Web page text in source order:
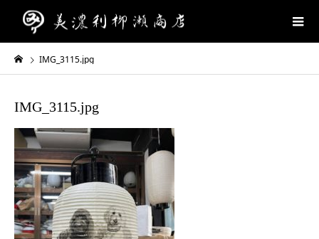
IMG_3115.jpg
IMG_3115.jpg